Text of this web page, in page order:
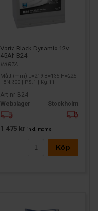
Varta Black Dynamic 12v
45Ah B24
VARTA
Mått (mm) L=219 B=135 H=225
| EN:300 | PS:1 | Kg:11
Art nr. B24
Webblager
Stockholm
1 475 kr inkl. moms
Köp